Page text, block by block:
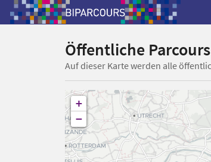
Öffentliche Parcours
Auf dieser Karte werden alle
+
−